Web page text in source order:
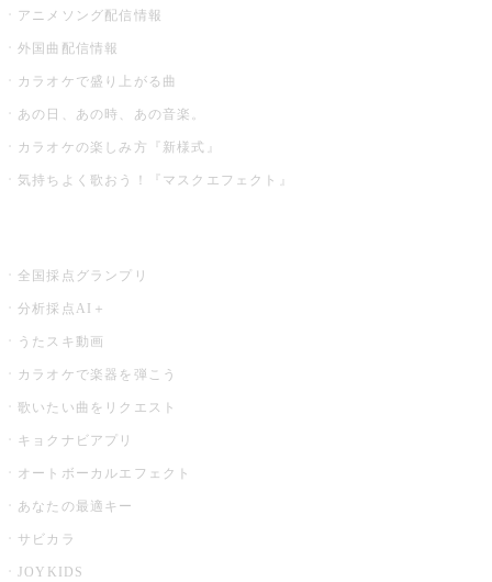
アニメソング配信情報
外国曲配信情報
カラオケで盛り上がる曲
あの日、あの時、あの音楽。
カラオケの楽しみ方『新様式』
気持ちよく歌おう！『マスクエフェクト』
全国採点グランプリ
分析採点AI＋
うたスキ動画
カラオケで楽器を弾こう
歌いたい曲をリクエスト
キョクナビアプリ
オートボーカルエフェクト
あなたの最適キー
サビカラ
JOYKIDS